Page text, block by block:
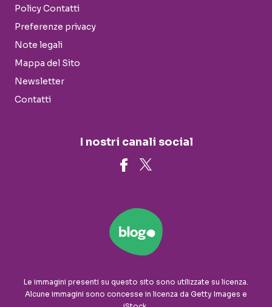
Policy Contatti
Preferenze privacy
Note legali
Mappa del Sito
Newsletter
Contatti
I nostri canali social
Le immagini presenti su questo sito sono utilizzate su licenza.
Alcune immagini sono concesse in licenza da Getty Images e